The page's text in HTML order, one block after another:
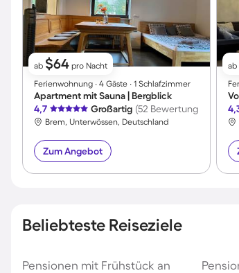
ab $64 pro Nacht
Ferienwohnung ∙ 4 Gäste ∙ 1 Schlafzimmer
Apartment mit Sauna | Bergblick
4,7
Großartig (52 Bewertungen)
Brem, Unterwössen, Deutschland
Zum Angebot
ab
Beliebteste Reiseziele
Pensionen mit Frühstück an